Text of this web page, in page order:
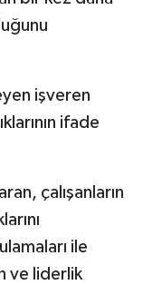
işveren
ifade
çalışanların
ile
ve liderlik